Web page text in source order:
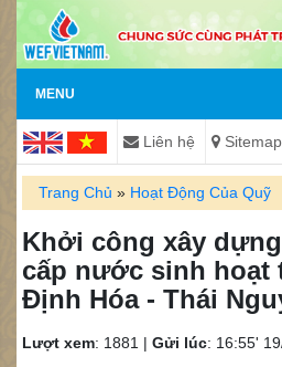
MENU
Liên hệ Sitemap
Trang Chủ » Hoạt Động Của Quỹ
Khởi công xây
cấp nước sinh hoạt
Định Hóa - Thái
Lượt xem: 1881 | Gửi lúc: 16:55'